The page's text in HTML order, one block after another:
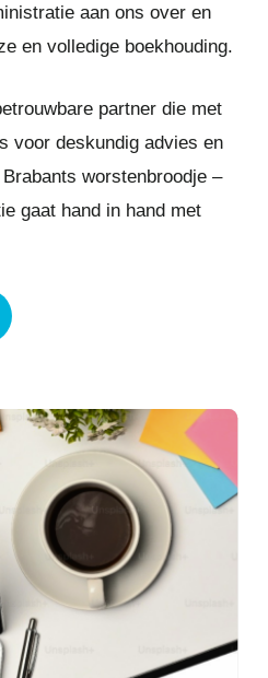
aan ons over en
en volledige boekhouding.
partner die met
voor deskundig advies en
worstenbroodje –
gaat hand in hand met